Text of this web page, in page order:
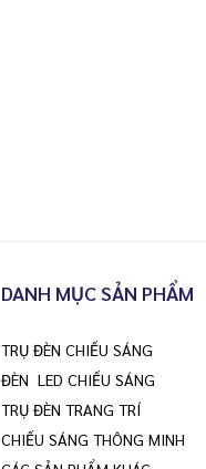
DANH MỤC SẢN PHẨM
TRỤ ĐÈN CHIẾU SÁNG
ĐÈN LED CHIẾU SÁNG
TRỤ ĐÈN TRANG TRÍ
CHIẾU SÁNG THÔNG MINH